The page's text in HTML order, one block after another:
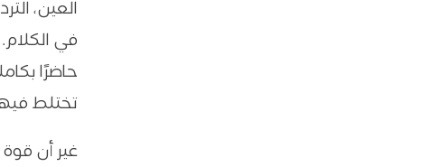
العين،
في
حاضرًا
تختلط
غير أن قوة